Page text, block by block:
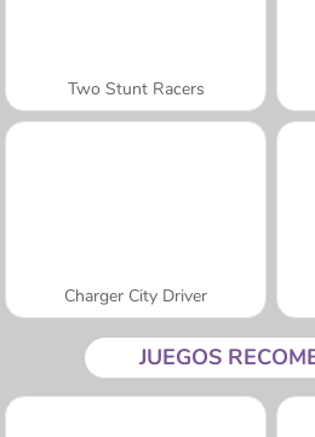
Two Stunt Racers
Charger City Driver
JUEGOS